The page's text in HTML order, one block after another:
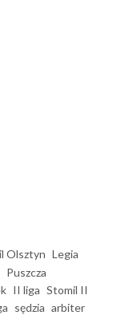
Olsztyn Legia
Puszcza
II liga Stomil II
sędzia arbiter